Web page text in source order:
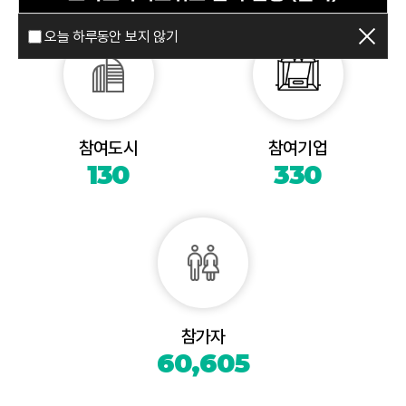
오늘 하루동안 보지 않기
참여도시
130
참여기업
330
참가자
60,605